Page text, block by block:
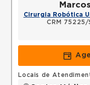
Cirurgia Robótica
CRM 75225/
Locais de